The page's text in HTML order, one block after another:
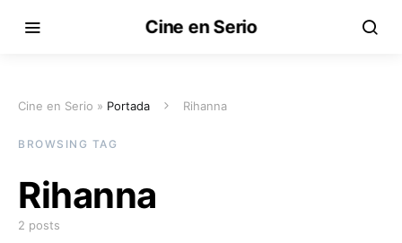
Cine en Serio
Cine en Serio » Portada Rihanna
BROWSING TAG
Rihanna
2 posts